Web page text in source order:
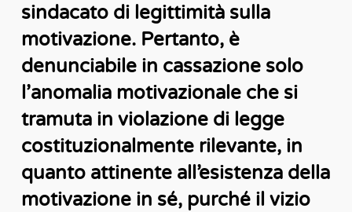
sindacato di legittimità sulla
motivazione. Pertanto, è
denunciabile in cassazione solo
l’anomalia motivazionale che si
tramuta in violazione di legge
costituzionalmente rilevante, in
quanto attinente all’esistenza della
motivazione in sé, purché il vizio